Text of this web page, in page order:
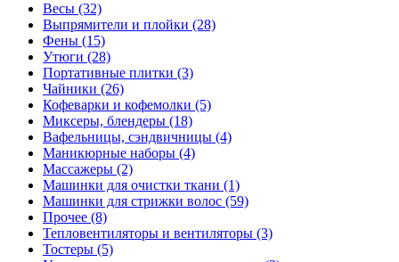
Весы (32)
Выпрямители и плойки (28)
Фены (15)
Утюги (28)
Портативные плитки (3)
Чайники (26)
Кофеварки и кофемолки (5)
Миксеры, блендеры (18)
Вафельницы, сэндвичницы (4)
Маникюрные наборы (4)
Массажеры (2)
Машинки для очистки ткани (1)
Машинки для стрижки волос (59)
Прочее (8)
Тепловентиляторы и вентиляторы (3)
Тостеры (5)